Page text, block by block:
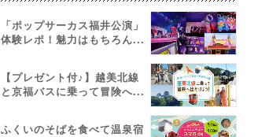
「ポップサーカス福井公演」
体験レポ！魅力はもちろん...
【プレゼント付♪】越美北線
と京福バスに乗って冒険へ...
ふくいのそばを食べて温泉宿